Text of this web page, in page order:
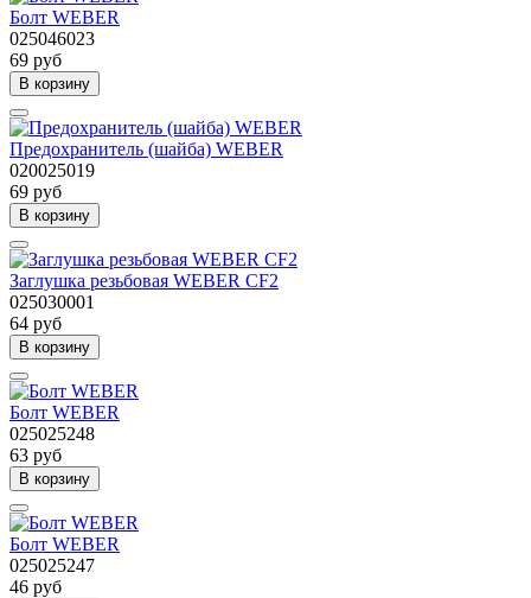
Болт WEBER
025046023
69 руб
В корзину
Предохранитель (шайба) WEBER
020025019
69 руб
В корзину
Заглушка резьбовая WEBER CF2
025030001
64 руб
В корзину
Болт WEBER
025025248
63 руб
В корзину
Болт WEBER
025025247
46 руб